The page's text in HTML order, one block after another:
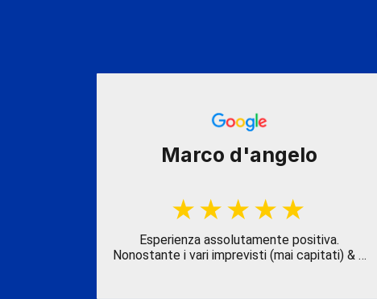
Marco d'angelo
Esperienza assolutamente positiva.
Nonostante i vari imprevisti (mai capitati) & …